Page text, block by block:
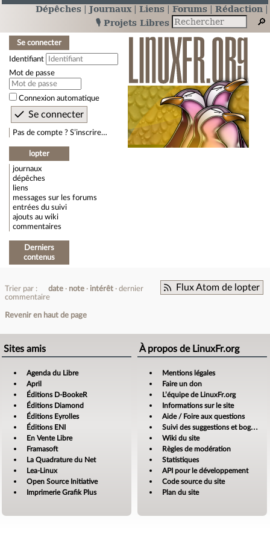
Dépêches Journaux Liens Forums
Rédaction
🎙️ Projets Libres
Se connecter
Identifiant
Mot de passe
Connexion automatique
Pas de compte ? S’inscrire…
lopter
journaux
dépêches
liens
messages sur les forums
entrées du suivi
ajouts au wiki
commentaires
Derniers
contenus
Flux Atom de lopter
Trier par : date note intérêt
dernier
commentaire
Revenir en haut de page
Sites amis
Agenda du Libre
April
Éditions D-BookeR
Éditions Diamond
Éditions Eyrolles
Éditions ENI
En Vente Libre
Framasoft
La Quadrature du Net
Lea-Linux
Open Source Initiative
Imprimerie Grafik Plus
À propos de LinuxFr.org
Mentions légales
Faire un don
L’équipe de LinuxFr.org
Informations sur le site
Aide / Foire aux questions
Suivi des suggestions et bogues
Wiki du site
Règles de modération
Statistiques
API pour le développement
Code source du site
Plan du site